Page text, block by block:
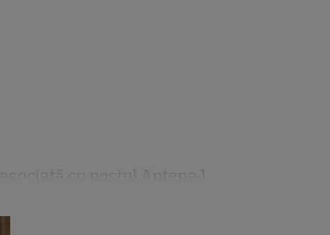
cu postul Antena 1.
pentru proiecte de
„Splash! Vedete la apă”,